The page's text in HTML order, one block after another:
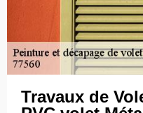
Travaux de